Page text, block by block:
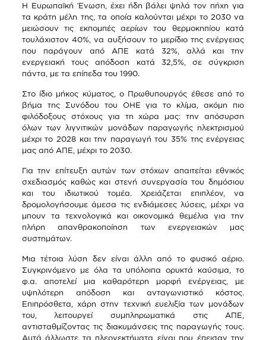
Η Ευρωπαϊκή Ένωση, έχει ήδη βάλει ψηλά τον πήχη για
τα κράτη μέλη της, τα οποία καλούνται μέχρι το 2030 να
μειώσουν τις εκπομπές αερίων του θερμοκηπίου κατά
τουλάχιστον 40%, να αυξήσουν το μερίδιο της ενέργειας
που παράγουν από ΑΠΕ κατά 32%, αλλά και την
ενεργειακή τους απόδοση κατά 32,5%, σε σύγκριση
πάντα, με τα επίπεδα του 1990.
Στο ίδιο μήκος κύματος, ο Πρωθυπουργός έθεσε από το
βήμα της Συνόδου του ΟΗΕ για το κλίμα, ακόμη πιο
φιλόδοξους στόχους για τη χώρα μας: την απόσυρση
όλων των λιγνιτικών μονάδων παραγωγής ηλεκτρισμού
μέχρι το 2028 και την παραγωγή του 35% της ενέργειας
μας από ΑΠΕ, μέχρι το 2030.
Για την επίτευξη αυτών των στόχων απαιτείται εθνικός
σχεδιασμός καθώς και στενή συνεργασία του δημόσιου
και του ιδιωτικού τομέα. Χρειάζεται επιπλέον, να
δρομολογήσουμε άμεσα τις ενδιάμεσες λύσεις, μέχρι να
μπουν τα τεχνολογικά και οικονομικά θεμέλια για την
πλήρη απανθρακοποίηση των ενεργειακών μας
συστημάτων.
Μια τέτοια λύση δεν είναι άλλη από το φυσικό αέριο.
Συγκρινόμενο με όλα τα υπόλοιπα ορυκτά καύσιμα, το
φ.α. αποτελεί μια καθαρότερη μορφή ενέργειας, με
υψηλότερη απόδοση και ανταγωνιστικό κόστος.
Επιπρόσθετα, χάρη στην τεχνική ευελιξία των μονάδων
του, λειτουργεί συμπληρωματικά στις ΑΠΕ,
αντισταθμίζοντας τις διακυμάνσεις της παραγωγής τους.
Αυτά άλλωστε τα πλεονεκτήματα είναι που έπεισαν την